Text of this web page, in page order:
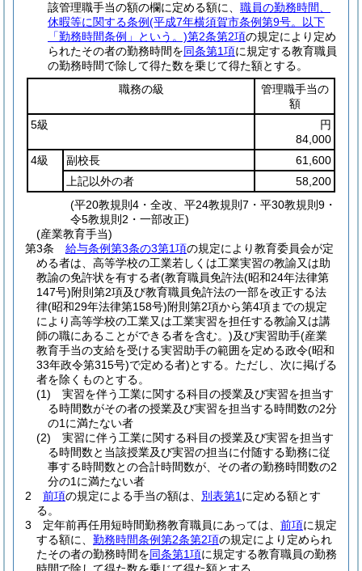
該管理職手当の額の欄に定める額に、 職員の勤務時間、
休暇等に関する条例(平成7年横須賀市条例第9号。以下
「勤務時間条例」という。)第2条第2項の規定により定め
られたその者の勤務時間を同条第1項に規定する教育職員
の勤務時間で除して得た数を乗じて得た額とする。
職務の級
管理職手当の
額
5級
円
84,000
4級
副校長
61,600
上記以外の者
58,200
(平20教規則4・全改、平24教規則7・平30教規則9・
令5教規則2・一部改正)
(産業教育手当)
第3条
給与条例第3条の3第1項の規定により教育委員会が定
める者は、高等学校の工業若しくは工業実習の教諭又は助
教諭の免許状を有する者(教育職員免許法(昭和24年法律第
147号)附則第2項及び教育職員免許法の一部を改正する法
律(昭和29年法律第158号)附則第2項から第4項までの規定
により高等学校の工業又は工業実習を担任する教諭又は講
師の職にあることができる者を含む。)及び実習助手(産業
教育手当の支給を受ける実習助手の範囲を定める政令(昭和
33年政令第315号)で定める者)とする。 ただし、次に掲げる
者を除くものとする。
(1)
実習を伴う工業に関する科目の授業及び実習を担当す
る時間数がその者の授業及び実習を担当する時間数の2分
の1に満たない者
(2)
実習に伴う工業に関する科目の授業及び実習を担当す
る時間数と当該授業及び実習の担当に付随する勤務に従
事する時間数との合計時間数が、その者の勤務時間数の2
分の1に満たない者
2
前項の規定による手当の額は、 別表第1 に定める額とす
る。
3
定年前再任用短時間勤務教育職員にあっては、 前項に規定
する額に、 勤務時間条例第2条第2項の規定により定められ
たその者の勤務時間を同条第1項に規定する教育職員の勤務